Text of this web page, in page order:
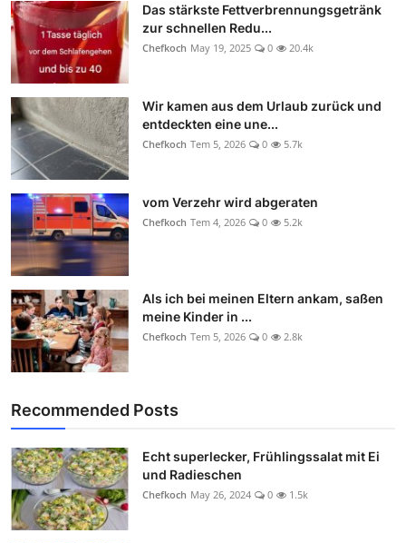
Das stärkste Fettverbrennungsgetränk
zur schnellen Redu...
Chefkoch May 19, 2025 0 20.4k
Wir kamen aus dem Urlaub zurück und
entdeckten eine une...
Chefkoch Tem 5, 2026 0 5.7k
vom Verzehr wird abgeraten
Chefkoch Tem 4, 2026 0 5.2k
Als ich bei meinen Eltern ankam, saßen
meine Kinder in ...
Chefkoch Tem 5, 2026 0 2.8k
Recommended Posts
Echt superlecker, Frühlingssalat mit Ei
und Radieschen
Chefkoch May 26, 2024 0 1.5k